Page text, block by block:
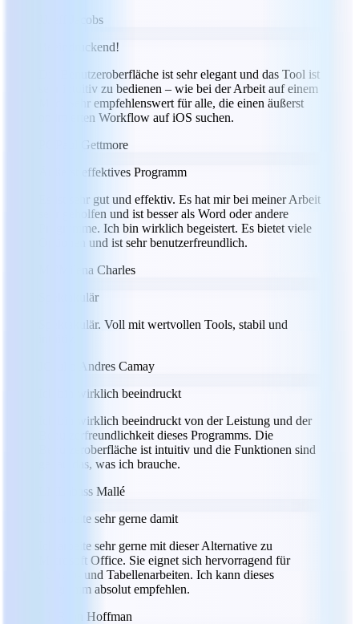
Jeff Jacobs
Beeindruckend!
Die Benutzeroberfläche ist sehr elegant und das Tool ist
sehr intuitiv zu bedienen – wie bei der Arbeit auf einem
Mac. Sehr empfehlenswert für alle, die einen äußerst
optimierten Workflow auf iOS suchen.
Paul Gettmore
Äußerst effektives Programm
Es ist sehr gut und effektiv. Es hat mir bei meiner Arbeit
sehr geholfen und ist besser als Word oder andere
Programme. Ich bin wirklich begeistert. Es bietet viele
Optionen und ist sehr benutzerfreundlich.
Milena Charles
Spektakulär
Spektakulär. Voll mit wertvollen Tools, stabil und
Julio Andres Camay
Ich bin wirklich beeindruckt
Ich bin wirklich beeindruckt von der Leistung und der
Benutzerfreundlichkeit dieses Programms. Die
Benutzeroberfläche ist intuitiv und die Funktionen sind
genau das, was ich brauche.
Labass Mallé
Ich arbeite sehr gerne damit
Ich arbeite sehr gerne mit dieser Alternative zu
Microsoft Office. Sie eignet sich hervorragend für
Schreib- und Tabellenarbeiten. Ich kann dieses
Programm absolut empfehlen.
Ryan Hoffman